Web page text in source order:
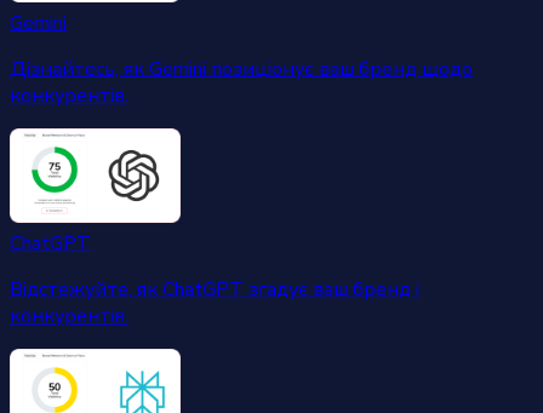
Gemini
Дізнайтесь, як Gemini позиціонує ваш бренд щодо
конкурентів.
ChatGPT
Відстежуйте, як ChatGPT згадує ваш бренд і
конкурентів.